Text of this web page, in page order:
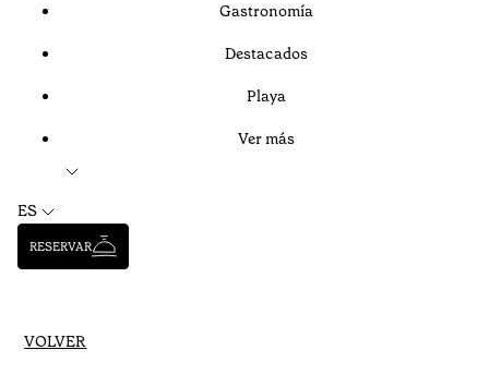
Gastronomía
Destacados
Playa
Ver más
ES
RESERVAR
VOLVER